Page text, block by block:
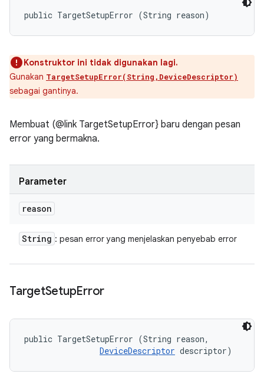
public TargetSetupError (String reason)
Konstruktor ini tidak digunakan lagi.
Gunakan TargetSetupError(String,DeviceDescriptor)
sebagai gantinya.
Membuat (@link TargetSetupError} baru dengan pesan
error yang bermakna.
Parameter
reason
String : pesan error yang menjelaskan penyebab error
TargetSetupError
public TargetSetupError (String reason,
DeviceDescriptor descriptor)